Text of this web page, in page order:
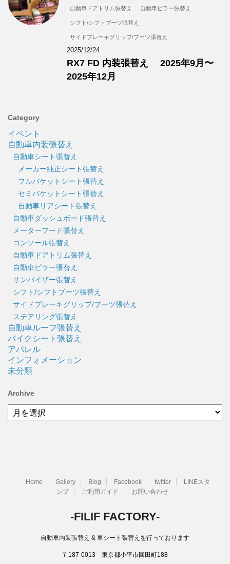
自動車ドアトリム張替え 自動車ピラー張替え
シフト/シフトブーツ張替え
サイドブレーキグリップ/ブーツ張替え
2025/12/24
RX7 FD 内装張替え 2025年9月〜
2025年12月
Category
イベント
自動車内装張替え
自動車シート張替え
メーカー純正シート張替え
フルバケットシート張替え
セミバケットシート張替え
自動車リアシート張替え
自動車ダッシュボード張替え
メーターフード張替え
コンソール張替え
自動車ドアトリム張替え
自動車ピラー張替え
サンバイザー張替え
シフト/シフトブーツ張替え
サイドブレーキグリップ/ブーツ張替え
ステアリング張替え
自動車ルーフ張替え
バイクシート張替え
アパレル
インフォメーション
未分類
Archive
Archive
Home Gallery Blog Facebook twitter
LINEスタ
ンプ
ご利用ガイド お問い合わせ
-FILIF FACTORY-
自動車内装張替え & 車シート張替えを行っております
〒187-0013 東京都小平市回田町188